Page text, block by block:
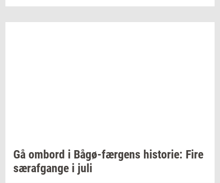
Gå om­bord i Bågø-​færgens hi­sto­rie: Fire
sær­af­gan­ge i juli